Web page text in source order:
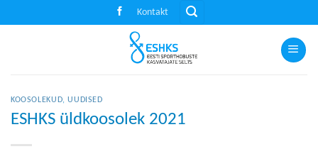
to
Kontakt
KOOSOLEKUD,UUDISED
ESHKS üldkoosolek 2021